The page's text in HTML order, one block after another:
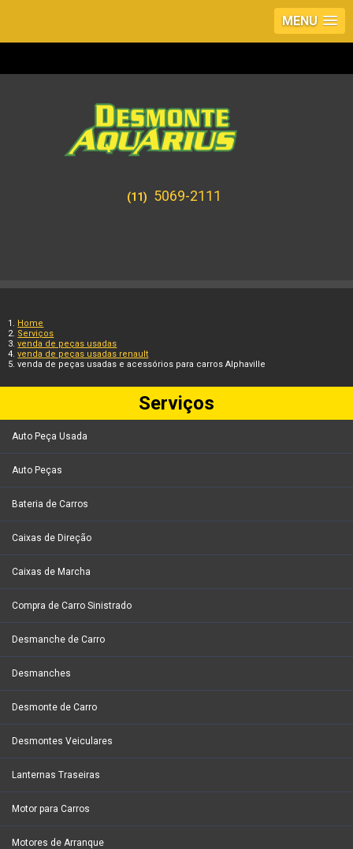
MENU
(11) 5069-2111
Home
Serviços
venda de peças usadas
venda de peças usadas renault
venda de peças usadas e acessórios para carros Alphaville
Serviços
Auto Peça Usada
Auto Peças
Bateria de Carros
Caixas de Direção
Caixas de Marcha
Compra de Carro Sinistrado
Desmanche de Carro
Desmanches
Desmonte de Carro
Desmontes Veiculares
Lanternas Traseiras
Motor para Carros
Motores de Arranque